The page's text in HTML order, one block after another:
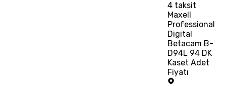
4taksit
Maxell
Professional
Digital
Betacam B-
D94L 94 DK
Kaset Adet
Fiyatı